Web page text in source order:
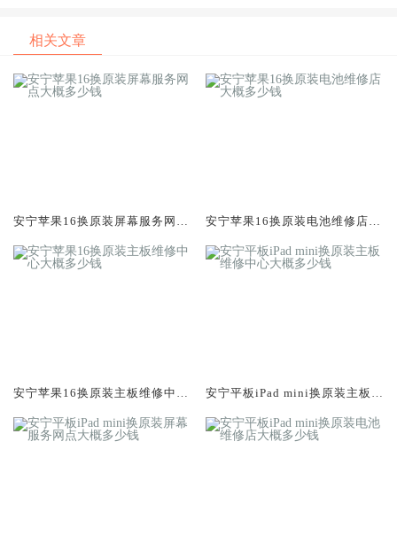
相关文章
安宁苹果16换原装屏幕服务网点
安宁苹果16换原装电池维修店大
安宁苹果16换原装主板维修中心
安宁平板iPad mini换原装主板维